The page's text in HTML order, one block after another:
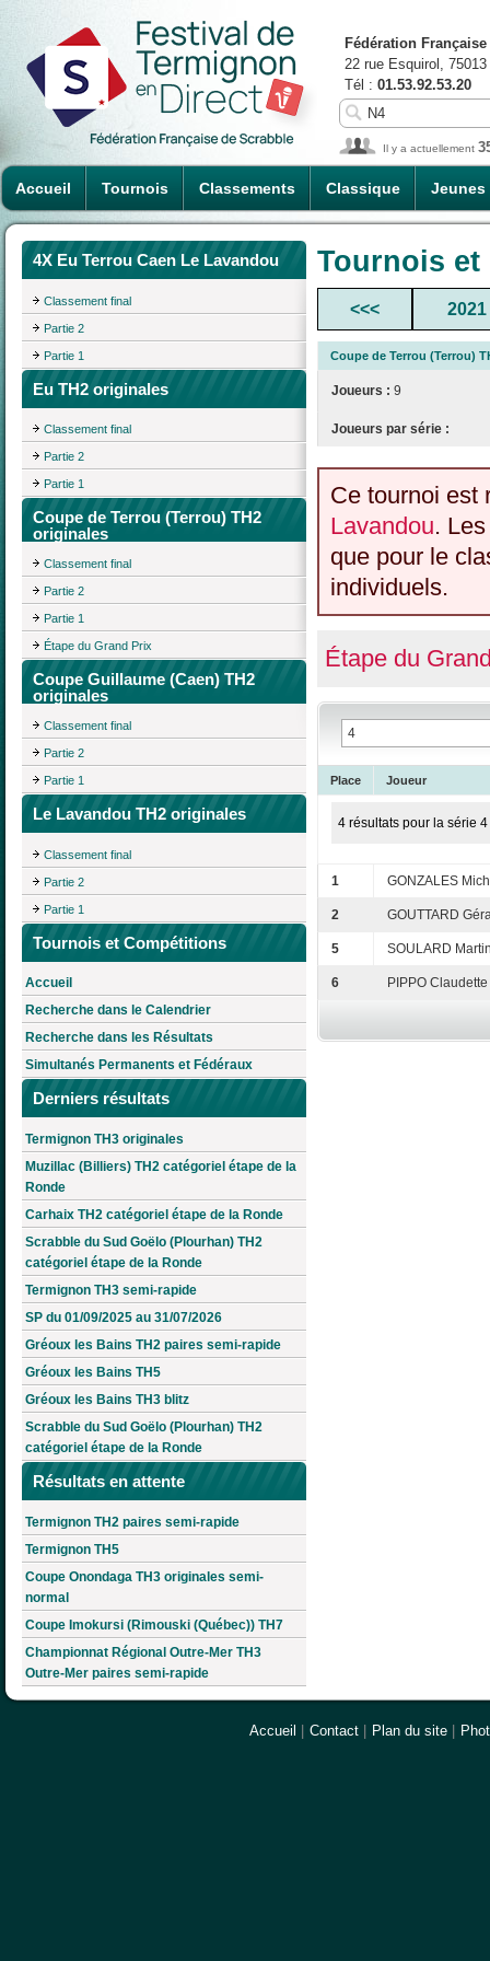
Accueil Tournois Classements Classique Jeunes
Fédération
22 rue Esquirol,
Tél : 01.53.92.53.20
Il y a actuellement
4X Eu Terrou Caen Le Lavandou
Classement final
Partie 2
Partie 1
Eu TH2 originales
Classement final
Partie 2
Partie 1
Coupe de Terrou (Terrou) TH2
originales
Classement final
Partie 2
Partie 1
Étape du Grand Prix
Coupe Guillaume (Caen) TH2
originales
Classement final
Partie 2
Partie 1
Le Lavandou TH2 originales
Classement final
Partie 2
Partie 1
Tournois et Compétitions
Accueil
Recherche dans le Calendrier
Recherche dans les Résultats
Simultanés Permanents et Fédéraux
Derniers résultats
Termignon TH3 originales
Muzillac (Billiers) TH2 catégoriel étape de la
Ronde
Carhaix TH2 catégoriel étape de la Ronde
Scrabble du Sud Goëlo (Plourhan) TH2
catégoriel étape de la Ronde
Termignon TH3 semi-rapide
SP du 01/09/2025 au 31/07/2026
Gréoux les Bains TH2 paires semi-rapide
Gréoux les Bains TH5
Gréoux les Bains TH3 blitz
Scrabble du Sud Goëlo (Plourhan) TH2
catégoriel étape de la Ronde
Résultats en attente
Termignon TH2 paires semi-rapide
Termignon TH5
Coupe Onondaga TH3 originales semi-
normal
Coupe Imokursi (Rimouski (Québec)) TH7
Championnat Régional Outre-Mer TH3
Outre-Mer paires semi-rapide
Tournois
<<< 2021
Coupe de Terrou (Terrou)
Joueurs : 9
Joueurs par série :
Ce tournoi est
Lavandou.
que pour le
individuels.
Étape du
Place Joueur
4 résultats pour la série 4
1 GONZALES
2 GOUTTARD
5 SOULARD
6 PIPPO Claudette
Accueil | Contact | Plan du site |